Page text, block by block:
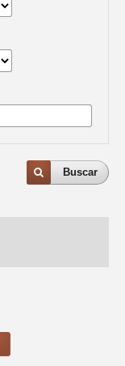
Buscar